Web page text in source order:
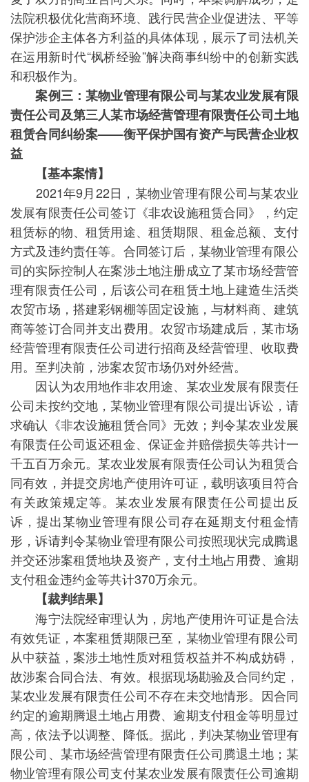
法院积极优化营商环境、践行民营企业促进法、平等
保护涉企主体各方利益的具体体现，展示了司法机关
在运用新时代“枫桥经验”解决商事纠纷中的创新实践
和积极作为。
案例三：某物业管理有限公司与某农业发展有限
责任公司及第三人某市场经营管理有限责任公司土地
租赁合同纠纷案——衡平保护国有资产与民营企业权
益
【基本案情】
2021年9月22日，某物业管理有限公司与某农业
发展有限责任公司签订《非农设施租赁合同》，约定
租赁标的物、租赁用途、租赁期限、租金总额、支付
方式及违约责任等。合同签订后，某物业管理有限公
司的实际控制人在案涉土地注册成立了某市场经营管
理有限责任公司，后该公司在租赁土地上建造生活类
农贸市场，搭建彩钢棚等固定设施，与材料商、建筑
商等签订合同并支出费用。农贸市场建成后，某市场
经营管理有限责任公司进行招商及经营管理、收取费
用。至判决前，涉案农贸市场仍对外经营。
因认为农用地作非农用途、某农业发展有限责任
公司未按约交地，某物业管理有限公司提出诉讼，请
求确认《非农设施租赁合同》无效；判令某农业发展
有限责任公司返还租金、保证金并赔偿损失等共计一
千五百万余元。某农业发展有限责任公司认为租赁合
同有效，并提交房地产使用许可证，载明该项目符合
有关政策规定等。某农业发展有限责任公司提出反
诉，提出某物业管理有限公司存在延期支付租金情
形，诉请判令某物业管理有限公司按照现状完成腾退
并交还涉案租赁地块及资产，支付土地占用费、逾期
支付租金违约金等共计370万余元。
【裁判结果】
海宁法院经审理认为，房地产使用许可证是合法
有效凭证，本案租赁期限已至，某物业管理有限公司
从中获益，案涉土地性质对租赁权益并不构成妨碍，
故涉案合同合法、有效。根据现场勘验及合同约定，
某农业发展有限责任公司不存在未交地情形。因合同
约定的逾期腾退土地占用费、逾期支付租金等明显过
高，依法予以调整、降低。据此，判决某物业管理有
限公司、某市场经营管理有限责任公司腾退土地；某
物业管理有限公司支付某农业发展有限责任公司逾期